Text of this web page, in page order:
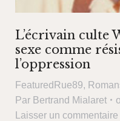
L’écrivain culte
sexe comme
l’oppression
FeaturedRue89,
Par Bertrand Mialaret
Laisser un commentaire